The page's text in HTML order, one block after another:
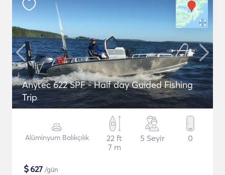
Anytec 622 SPF - Half day Guided Fishing
Trip
Alüminyum Balıkçılık
22 ft
7 m
5 Seyir 0
$627 /gün